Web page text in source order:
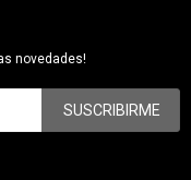
novedades!
SUSCRIBIRME